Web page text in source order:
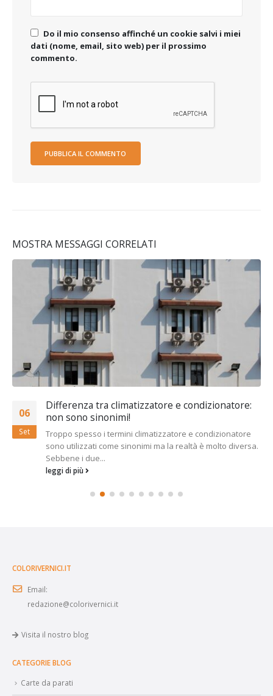
Do il mio consenso affinché un cookie salvi i miei
dati (nome, email, sito web) per il prossimo
commento.
MOSTRA MESSAGGI CORRELATI
06
Set
Differenza tra climatizzatore e condizionatore:
non sono sinonimi!
Troppo spesso i termini climatizzatore e condizionatore
sono utilizzati come sinonimi ma la realtà è molto diversa.
Sebbene i due...
leggi di più
COLORIVERNICI.IT
Email:
redazione@colorivernici.it
Visita il nostro blog
CATEGORIE BLOG
Carte da parati